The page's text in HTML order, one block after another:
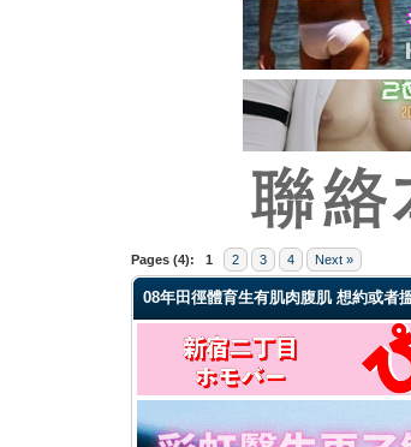
Pages (4): 1 2 3 4 Next »
1 Vote(s) - 5 Average
1
2
3
4
5
08年田徑體育生有肌肉腹肌 想約或者